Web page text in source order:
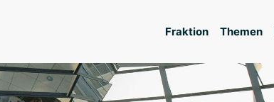
Fraktion Themen